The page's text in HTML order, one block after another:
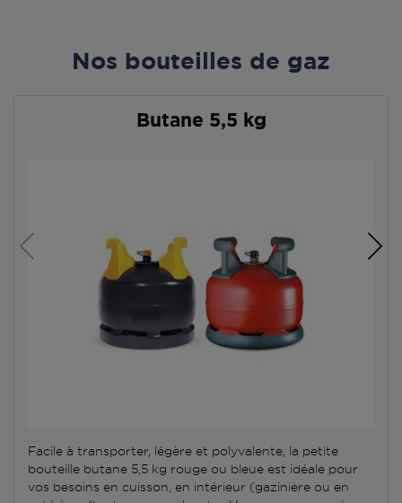
Nos bouteilles de gaz
Butane 5,5 kg
Facile à transporter, légère et polyvalente, la petite
bouteille butane 5,5 kg rouge ou bleue est idéale pour
vos besoins en cuisson, en intérieur (gazinière ou en